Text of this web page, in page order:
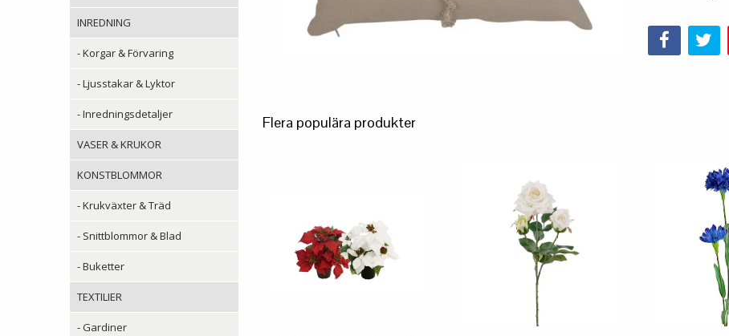
INREDNING
- Korgar & Förvaring
- Ljusstakar & Lyktor
- Inredningsdetaljer
VASER & KRUKOR
KONSTBLOMMOR
- Krukväxter & Träd
- Snittblommor & Blad
- Buketter
TEXTILIER
- Gardiner
Flera populära produkter